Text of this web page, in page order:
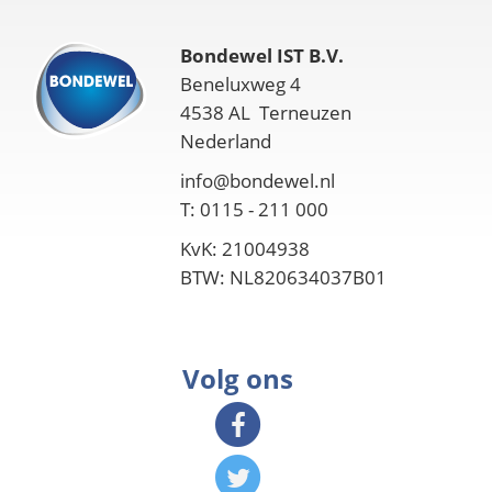
Bondewel IST B.V.
Beneluxweg 4
4538 AL Terneuzen
Nederland
info@bondewel.nl
T: 0115 - 211 000
KvK: 21004938
BTW: NL820634037B01
Volg ons